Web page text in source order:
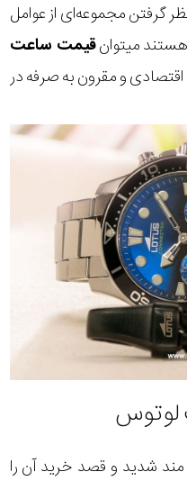
گرفتن مجموعه‌ای از عوامل
میتوانقیمت ساعت
و مقرون به صرفه در
لوتوس
شدید و قصد خرید آن را